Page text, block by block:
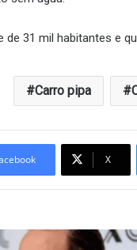
de 31 mil habitantes e
Carro pipa
X